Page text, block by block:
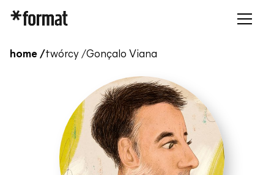
home /twórcy /Gonçalo Viana